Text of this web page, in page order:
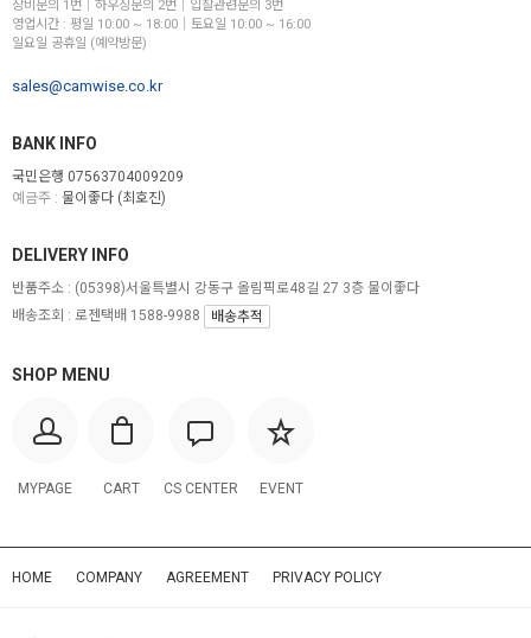
장비문의 1번│하우징문의 2번│입찰관련문의 3번
영업시간 : 평일 10:00 ~ 18:00│토요일 10:00 ~ 16:00
일요일 공휴일 (예약방문)
sales@camwise.co.kr
BANK INFO
국민은행 07563704009209
예금주 : 물이좋다 (최호진)
SHOP MENU
MYPAGE CART CS CENTER EVENT
DELIVERY INFO
반품주소 : (05398)서울특별시 강동구 올림픽로48길 27 3층 물이좋다
배송조회 : 로젠택배 1588-9988
배송추적
HOME COMPANY AGREEMENT PRIVACY POLICY